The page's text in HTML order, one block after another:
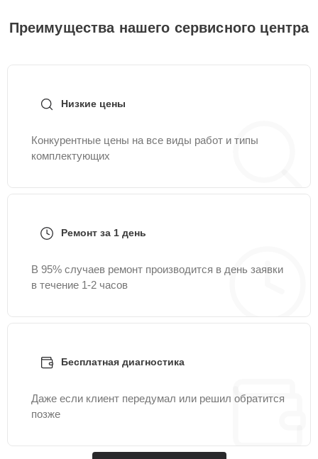
Преимущества нашего сервисного центра
Низкие цены
Конкурентные цены на все виды работ и типы
комплектующих
Ремонт за 1 день
В 95% случаев ремонт производится в день заявки
в течение 1-2 часов
Бесплатная диагностика
Даже если клиент передумал или решил обратится
позже